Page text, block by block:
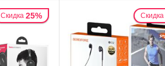
Скидка 25% Скидка